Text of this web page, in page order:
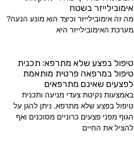
אימובילייזר בשטח
מה זה אימובילייזר וכיצד הוא מונע הנעה?
מערכת האימובילייזר היא
טיפול בפצע שלא מתרפא: תכנית
טיפול במרפאה פרטית מותאמת
לפצעים שאינם מתרפאים
באמצעות נקיטת צעדי מניעה ותכנית
טיפול בפצע שלא מתרפא, ניתן להגן על
הגוף מפני פצעים כרוניים מסוכנים ואף
להציל את החיים